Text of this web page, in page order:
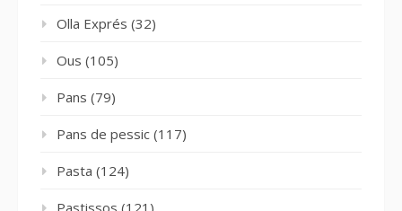
Olla Exprés (32)
Ous (105)
Pans (79)
Pans de pessic (117)
Pasta (124)